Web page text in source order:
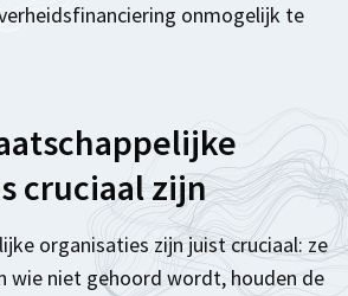
onmogelijk te
cruciaal zijn
organisaties zijn juist cruciaal: ze
wie niet gehoord wordt, houden de